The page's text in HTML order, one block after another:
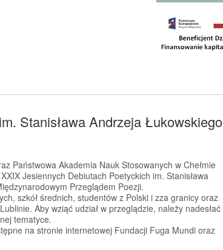
Stanisława Andrzeja Łukowskiego
Państwowa Akademia Nauk Stosowanych w Chełmie
Jesiennych Debiutach Poetyckich im. Stanisława
Przeglądem Poezji.
szkół średnich, studentów z Polski i zza granicy oraz
Aby wziąć udział w przeglądzie, należy nadesłać
tematyce.
na stronie internetowej Fundacji Fuga Mundi oraz